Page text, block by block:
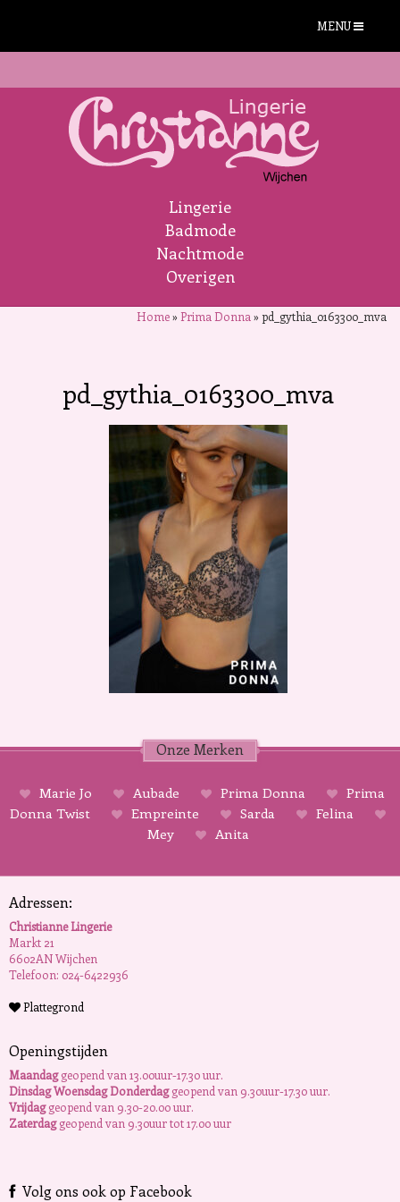
MENU
Lingerie
Badmode
Nachtmode
Overigen
Home»Prima Donna » pd_gythia_0163300_mva
pd_gythia_0163300_mva
Onze Merken
Marie Jo Aubade Prima Donna
Prima
Donna Twist
Empreinte Sarda
Felina
Mey
Anita
Adressen:
Christianne Lingerie
Markt 21
6602AN Wijchen
Telefoon: 024-6422936
Plattegrond
Openingstijden
Maandaggeopend van 13.00uur-17.30 uur.
Dinsdag Woensdag Donderdaggeopend van 9.30uur-17.30 uur.
Vrijdaggeopend van 9.30-20.00 uur.
Zaterdaggeopend van 9.30uur tot 17.00 uur
Volg ons ook op Facebook